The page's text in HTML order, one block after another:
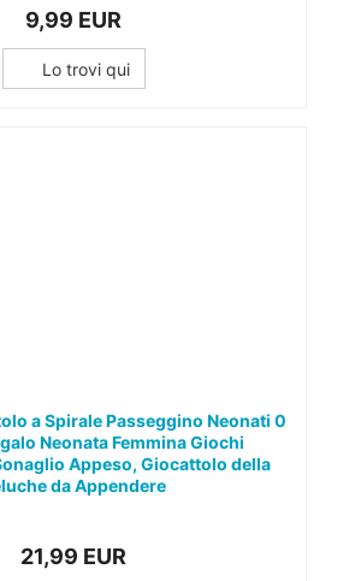
9,99 EUR
Lo trovi qui
a Spirale Passeggino Neonati 0
Neonata Femmina Giochi
Appeso, Giocattolo della
da Appendere
21,99 EUR